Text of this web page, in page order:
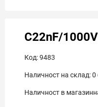
C22nF/
Код:9483
Наличност на склад:0
Наличност в